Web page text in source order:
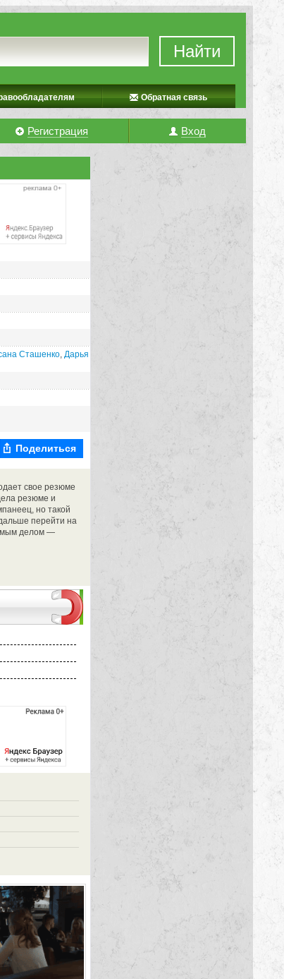
Найти
Обратная связь
Регистрация Вход
Сташенко, Дарья
Поделиться
свое резюме
резюме и
но такой
перейти на
делом —